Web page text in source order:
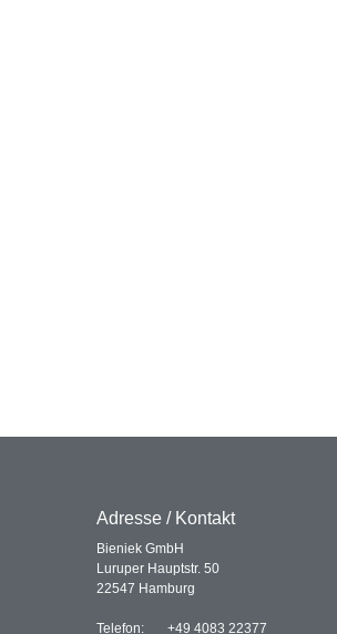
Adresse / Kontakt
Bieniek GmbH
Luruper Hauptstr. 50
22547 Hamburg
Telefon: +49 4083 22377